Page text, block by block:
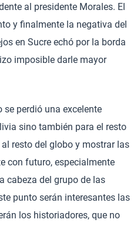
al presidente Morales. El
y finalmente la negativa del
en Sucre echó por la borda
imposible darle mayor
se perdió una excelente
sino también para el resto
resto del globo y mostrar las
con futuro, especialmente
cabeza del grupo de las
punto serán interesantes las
los historiadores, que no